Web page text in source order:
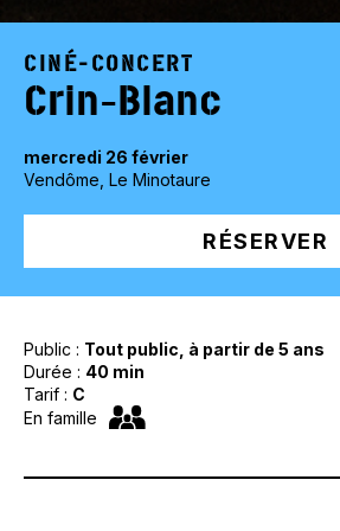
CINÉ-CONCERT
Crin-Blanc
mercredi 26 février
Vendôme, Le Minotaure
RÉSERVER
Public : Tout public, à partir de 5 ans
Durée : 40 min
Tarif : C
En famille